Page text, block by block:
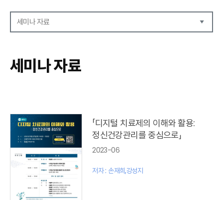
세미나 자료
세미나 포토
세미나 자료
「디지털 치료제의 이해와 활용:
정신건강관리를 중심으로」
2023-06
저자 : 손재희,강성지